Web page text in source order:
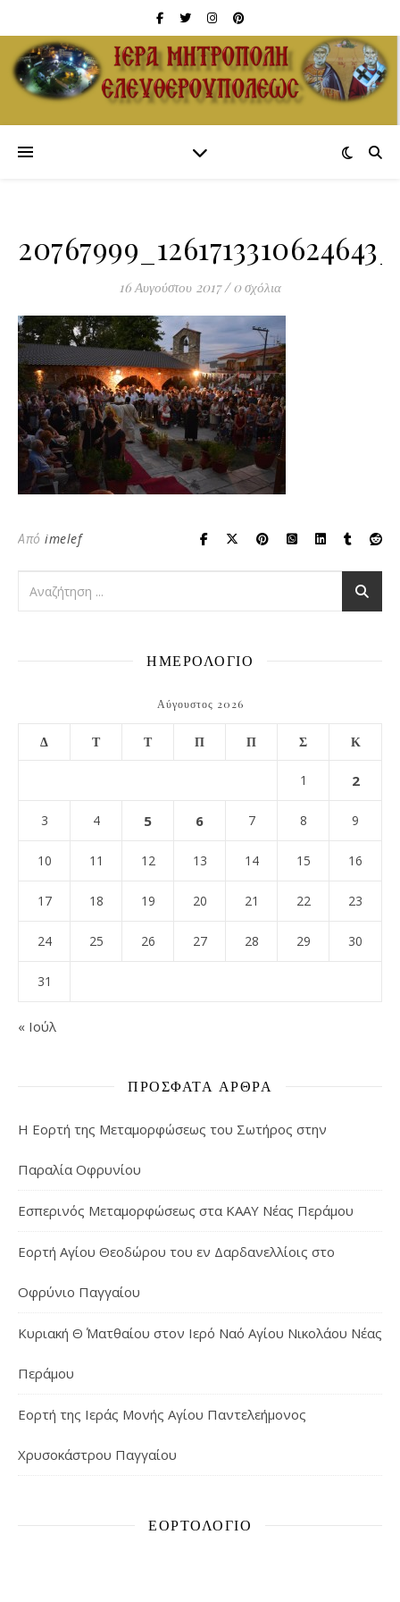
16 Αυγούστου 2017 / 0 σχόλια
Από imelef
ΗΜΕΡΟΛΟΓΙΟ
Αύγουστος 2026
Δ Τ Τ Π Π Σ Κ
1 2
3 4 5 6 7 8 9
10 11 12 13 14 15 16
17 18 19 20 21 22 23
24 25 26 27 28 29 30
31
« Ιούλ
ΠΡΌΣΦΑΤΑ ΆΡΘΡΑ
Η Εορτή της Μεταμορφώσεως του Σωτήρος στην
Παραλία Οφρυνίου
Εσπερινός Μεταμορφώσεως στα ΚΑΑΥ Νέας Περάμου
Εορτή Αγίου Θεοδώρου του εν Δαρδανελλίοις στο
Οφρύνιο Παγγαίου
Κυριακή Θ΄ Ματθαίου στον Ιερό Ναό Αγίου Νικολάου Νέας
Περάμου
Εορτή της Ιεράς Μονής Αγίου Παντελεήμονος
Χρυσοκάστρου Παγγαίου
ΕΟΡΤΟΛΌΓΙΟ